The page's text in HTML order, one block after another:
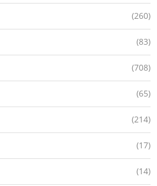
(260)
(83)
(708)
(65)
(214)
(17)
(14)